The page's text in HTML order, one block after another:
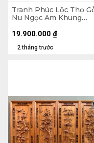
Tranh Phúc Lộc Thọ
Nu Ngọc Am Khung
2 tháng trước
19.900.000 ₫